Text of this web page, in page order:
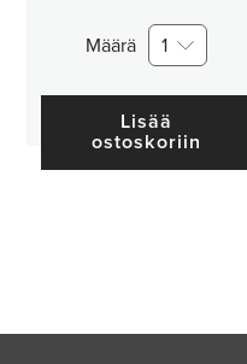
Määrä 1
Lisää
ostoskoriin